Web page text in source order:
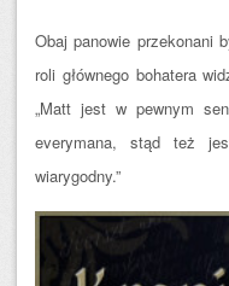
Obaj panowie przekonani
roli głównego bohatera
„Matt jest w pewnym
everymana, stąd też
wiarygodny.”